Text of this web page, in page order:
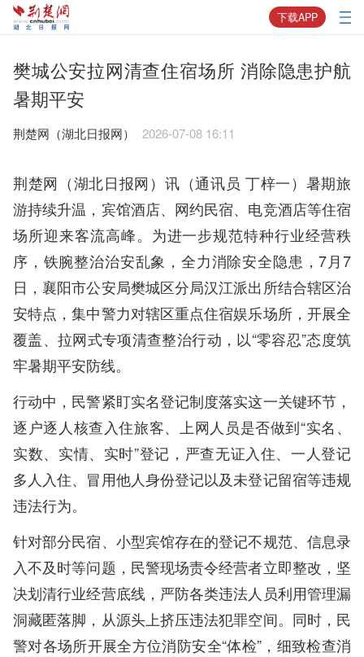
下载APP
樊城公安拉网清查住宿场所 消除隐患护航
暑期平安
荆楚网（湖北日报网） ​ 2026-07-08 16:11
荆楚网（湖北日报网）讯（通讯员 丁梓一）暑期旅
游持续升温，宾馆酒店、网约民宿、电竞酒店等住宿
场所迎来客流高峰。为进一步规范特种行业经营秩
序，铁腕整治治安乱象，全力消除安全隐患，7月7
日，襄阳市公安局樊城区分局汉江派出所结合辖区治
安特点，集中警力对辖区重点住宿娱乐场所，开展全
覆盖、拉网式专项清查整治行动，以“零容忍”态度筑
牢暑期平安防线。
行动中，民警紧盯实名登记制度落实这一关键环节，
逐户逐人核查入住旅客、上网人员是否做到“实名、
实数、实情、实时”登记，严查无证入住、一人登记
多人入住、冒用他人身份登记以及未登记留宿等违规
违法行为。
针对部分民宿、小型宾馆存在的登记不规范、信息录
入不及时等问题，民警现场责令经营者立即整改，坚
决划清行业经营底线，严防各类违法人员利用管理漏
洞藏匿落脚，从源头上挤压违法犯罪空间。同时，民
警对各场所开展全方位消防安全“体检”，细致检查消